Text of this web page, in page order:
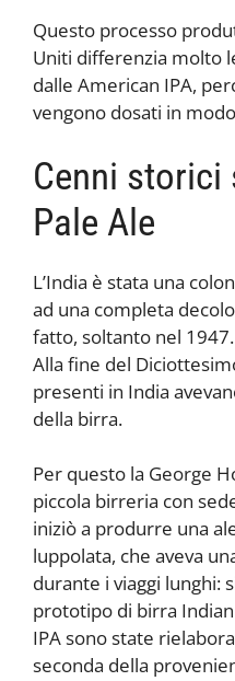
Questo processo
Uniti differenzia molto
dalle American IPA,
vengono dosati in
Cenni storici
Pale Ale
L’India è stata una
ad una completa
fatto, soltanto nel 1947.
Alla fine del
presenti in India
della birra.
Per questo la George
piccola birreria con
iniziò a produrre una
luppolata, che aveva
durante i viaggi lunghi:
prototipo di birra
IPA sono state
seconda della